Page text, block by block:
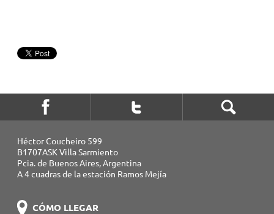
Héctor Coucheiro 599
B1707ASK Villa Sarmiento
Pcia. de Buenos Aires, Argentina
A 4 cuadras de la estación Ramos Mejía
CÓMO LLEGAR